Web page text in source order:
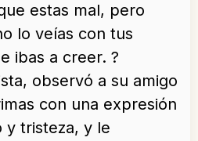
estas mal, pero
lo veías con tus
ibas a creer. ?
observó a su amigo
con una expresión
y tristeza, y le